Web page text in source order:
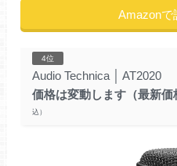
Amazonで
4位
Audio Technica
AT2020
価格は変動します（最新価